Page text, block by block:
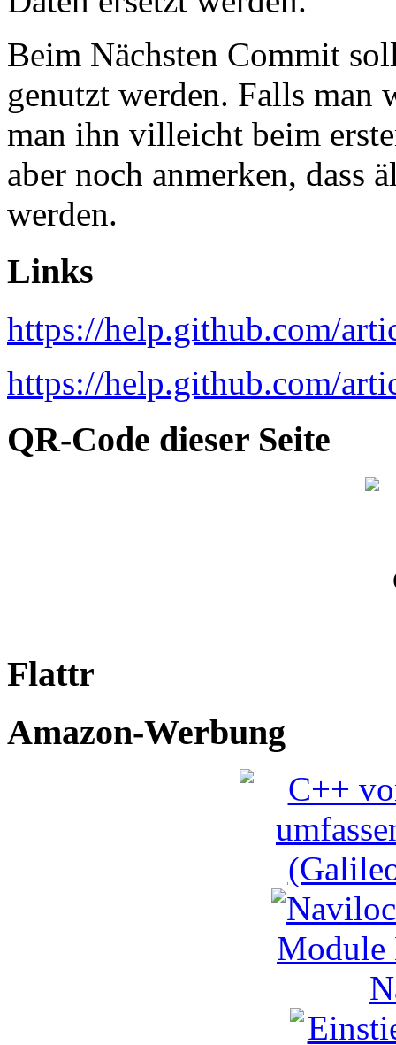
Beim Nächsten Commit
genutzt werden. Falls man
man ihn villeicht beim
aber noch anmerken, dass
werden.
Links
https://help.github.com/
https://help.github.com/
QR-Code dieser Seite
Flattr
Amazon-Werbung